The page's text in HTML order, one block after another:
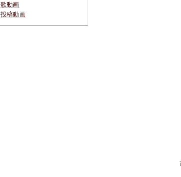
歌動画
投稿動画